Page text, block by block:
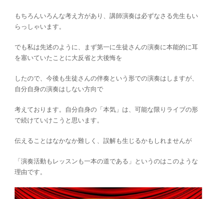
もちろんいろんな考え方があり、講師演奏は必ずなさる先生もい
らっしゃいます。
でも私は先述のように、まず第一に生徒さんの演奏に本能的に耳
を塞いていたことに大反省と大後悔を
したので、今後も生徒さんの伴奏という形での演奏はしますが、
自分自身の演奏はしない方向で
考えております。自分自身の「本気」は、可能な限りライブの形
で続けていけこうと思います。
伝えることはなかなか難しく、誤解も生じるかもしれませんが
「演奏活動もレッスンも一本の道である」というのはこのような
理由です。